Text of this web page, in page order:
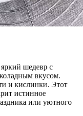
шедевр с
вкусом.
и кислинки. Этот
истинное
или уютного